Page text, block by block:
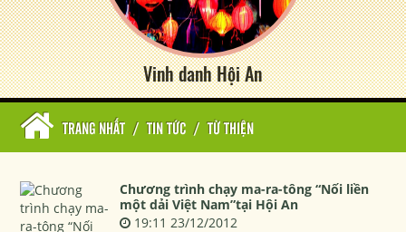
Vinh danh Hội An
TRANG NHẤT / TIN TỨC / TỪ THIỆN
Chương trình chạy ma-ra-tông “Nối liền
một dải Việt Nam”tại Hội An
19:11 23/12/2012